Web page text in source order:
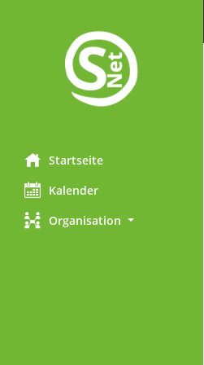
Startseite
Kalender
Organisation